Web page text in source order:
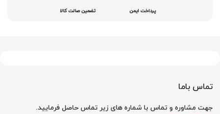
پرداخت ایمن تضمین صالت کالا
تماس باما
جهت مشاوره و تماس با شماره های زیر تماس حاصل فرمایید.